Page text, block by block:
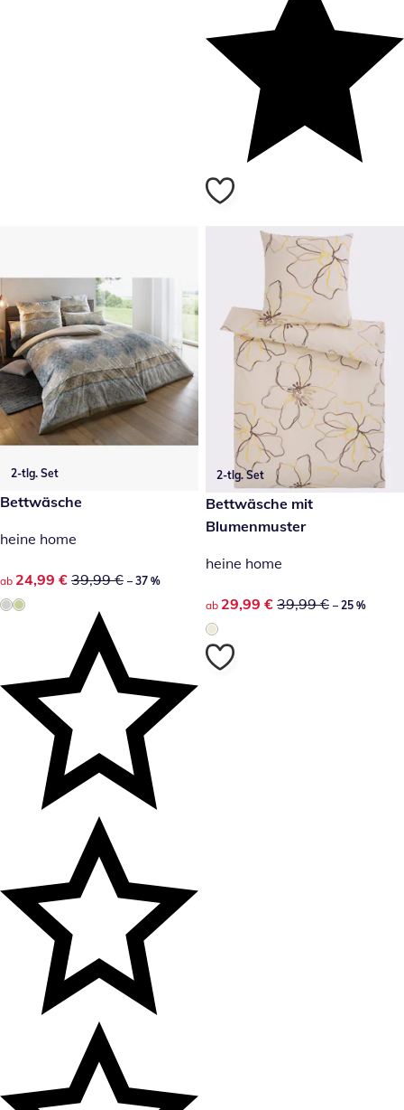
2-tlg. Set
reduzierter Preis 24,99 €, vorheriger Preis: 39,99 €
-37 %
Bettwäsche
heine home
reduzierter Preis 24,99 €, vorheriger Preis: 39,99 €
ab 24,99 € 39,99 € – 37 %
2-tlg. Set
reduzierter Preis 29,99 €,
-25 %
Bettwäsche mit
Blumenmuster
heine home
reduzierter Preis 29,99 €,
ab 29,99 € 39,99 € – 25 %